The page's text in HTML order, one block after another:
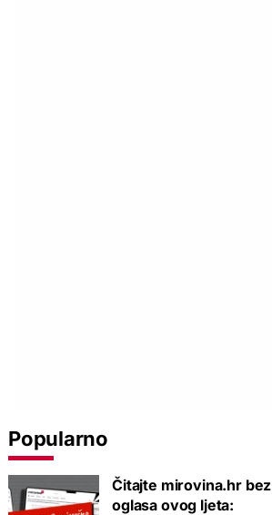
Popularno
Čitajte mirovina.hr bez
oglasa ovog ljeta: